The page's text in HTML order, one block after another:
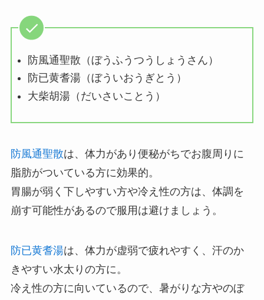
防風通聖散（ぼうふうつうしょうさん）
防已黄耆湯（ぼういおうぎとう）
大柴胡湯（だいさいことう）
防風通聖散は、体力があり便秘がちでお腹周りに
脂肪がついている方に効果的。
胃腸が弱く下しやすい方や冷え性の方は、体調を
崩す可能性があるので服用は避けましょう。
防已黄耆湯は、体力が虚弱で疲れやすく、汗のか
きやすい水太りの方に。
冷え性の方に向いているので、暑がりな方やのぼ